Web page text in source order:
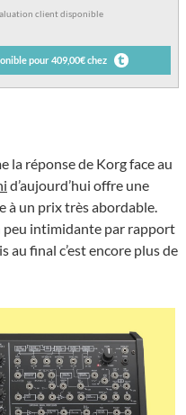
client disponible
pour 409,00€ chez
la réponse de Korg face au
d’aujourd’hui offre une
à un prix très abordable.
peu intimidante par rapport
au final c’est encore plus de